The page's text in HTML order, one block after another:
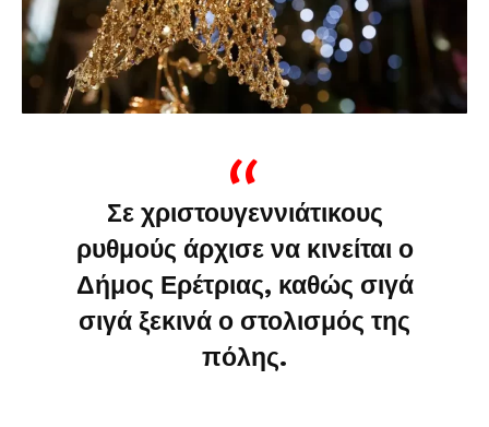
Σε χριστουγεννιάτικους
ρυθμούς άρχισε να κινείται ο
Δήμος Ερέτριας, καθώς σιγά
σιγά ξεκινά ο στολισμός της
πόλης.